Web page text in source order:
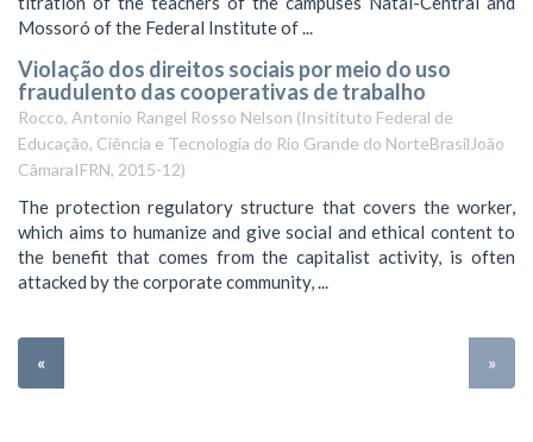
Mossoró of the Federal Institute of ...
Violação dos direitos sociais por meio do uso
fraudulento das cooperativas de trabalho
Rocco, Antonio Rangel Rosso Nelson (Insitituto Federal de
Educação, Ciência e Tecnologia do Rio Grande do NorteBrasilJoão
CâmaraIFRN, 2015-12)
The protection regulatory structure that covers the worker,
which aims to humanize and give social and ethical content to
the benefit that comes from the capitalist activity, is often
attacked by the corporate community, ...
« »